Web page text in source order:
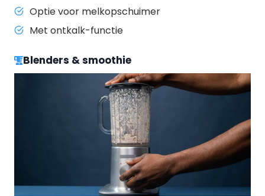
Optie voor melkopschuimer
Met ontkalk-functie
Blenders & smoothie